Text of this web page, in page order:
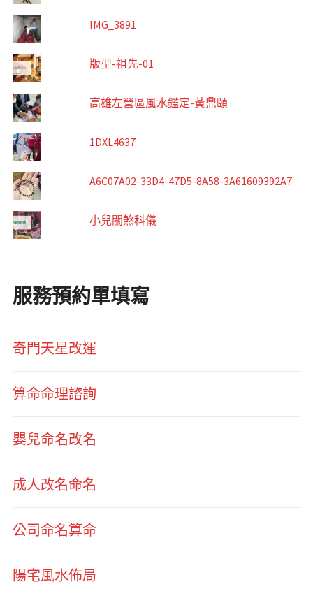
IMG_3891
版型-祖先-01
高雄左營區風水鑑定-黃鼎頤
1DXL4637
A6C07A02-33D4-47D5-8A58-3A61609392A7
小兒關煞科儀
服務預約單填寫
奇門天星改運
算命命理諮詢
嬰兒命名改名
成人改名命名
公司命名算命
陽宅風水佈局